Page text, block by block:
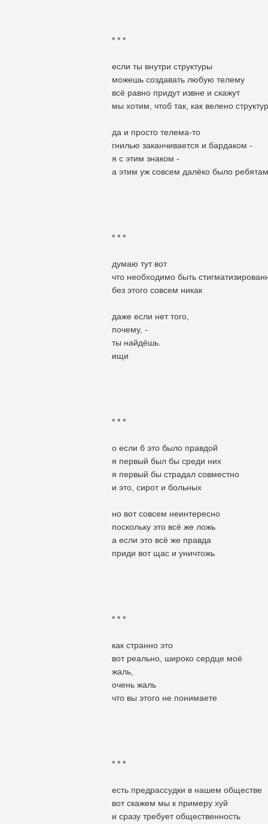
* * *
если ты внутри структуры
можешь создавать любую телему
всё равно придут извне и скажут
мы хотим, чтоб так, как велено
да и просто телема-то
гнилью заканчивается и бардаком -
я с этим знаком -
а этим уж совсем далёко было ребятам
* * *
думаю тут вот
что необходимо быть
без этого совсем никак
даже если нет того,
почему, -
ты найдёшь.
ищи
* * *
о если б это было правдой
я первый был бы среди них
я первый бы страдал совместно
и это, сирот и больных
но вот совсем неинтересно
поскольку это всё же ложь
а если это всё же правда
приди вот щас и уничтожь
* * *
как странно это
вот реально, широко сердце моё
жаль,
очень жаль
что вы этого не понимаете
* * *
есть предрассудки в нашем обществе
вот скажем мы к примеру хуй
и сразу требует общественность